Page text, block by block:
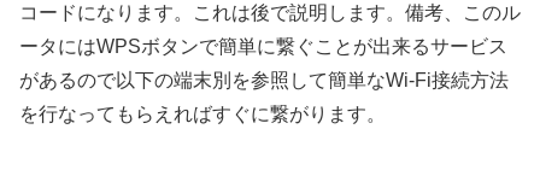
コードになります。これは後で説明します。備考、このル
ータにはWPSボタンで簡単に繋ぐことが出来るサービス
があるので以下の端末別を参照して簡単なWi-Fi接続方法
を行なってもらえればすぐに繋がります。